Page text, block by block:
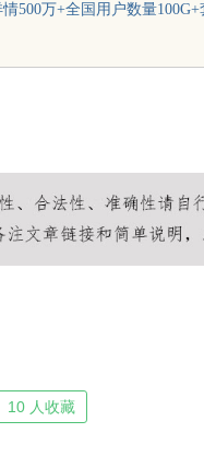
500万+全国用户数量
10 人收藏